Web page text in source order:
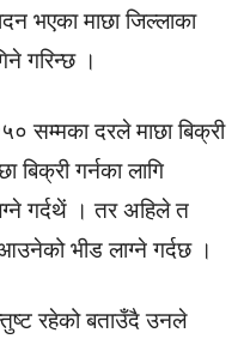
भएका माछा जिल्लाका
गरिन्छ ।
सम्मका दरले माछा बिक्री
गर्नका लागि
गर्दथें । तर अहिले त
आउनेको भीड लाग्ने गर्दछ ।
रहेको बताउँदै उनले